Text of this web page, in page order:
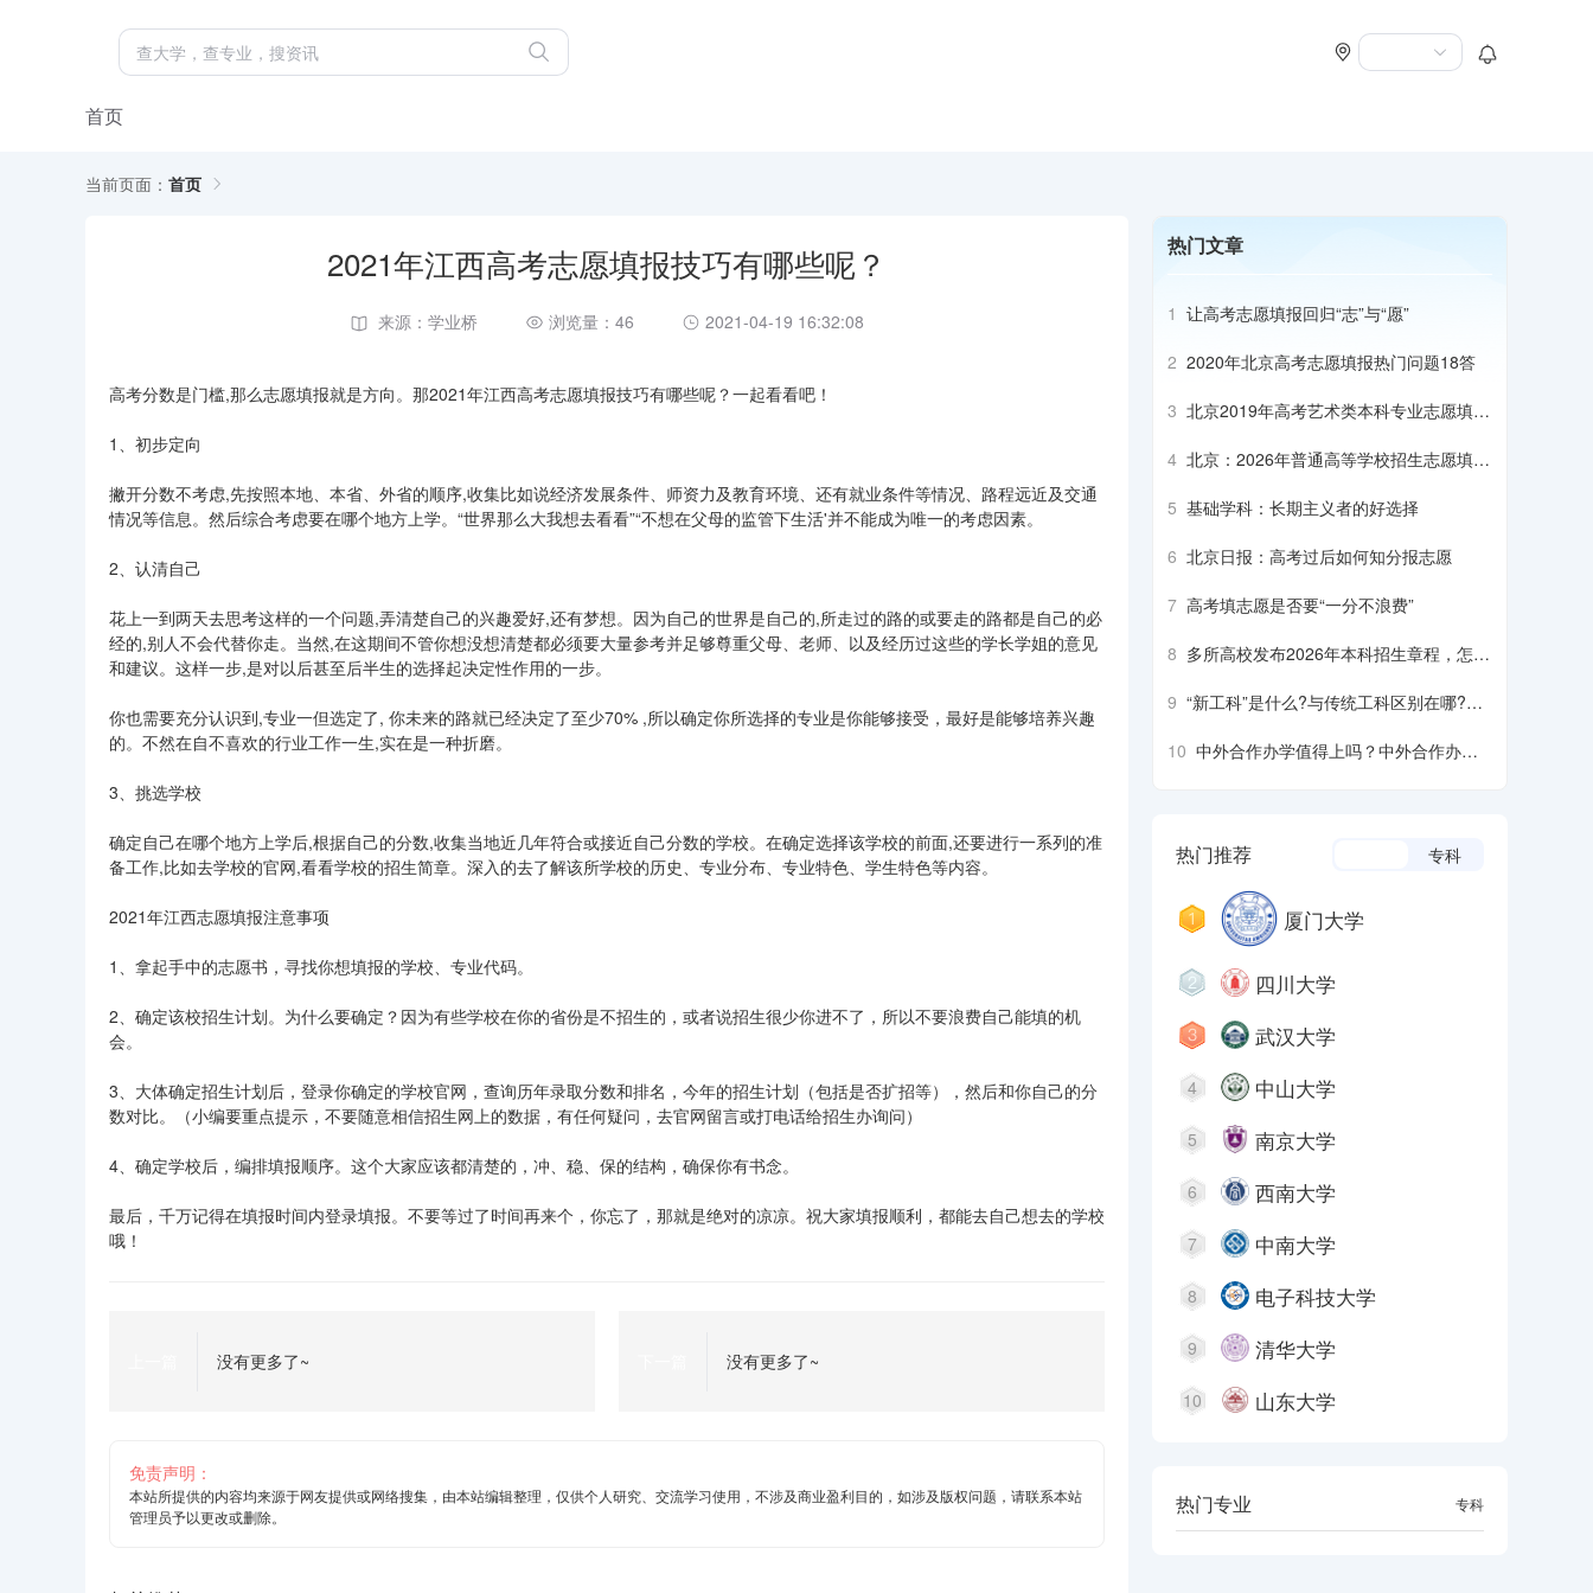
首页
当前页面： 首页
2021年江西高考志愿填报技巧有哪些呢？
来源：学业桥 浏览量：46 2021-04-19 16:32:08
高考分数是门槛,那么志愿填报就是方向。那2021年江西高考志愿填报技巧有哪些呢？一起看看吧！
1、初步定向
撇开分数不考虑,先按照本地、本省、外省的顺序,收集比如说经济发展条件、师资力及教育环境、还有就业条件等情况、路程远近及交通
情况等信息。然后综合考虑要在哪个地方上学。“世界那么大我想去看看”“不想在父母的监管下生活'并不能成为唯一的考虑因素。
2、认清自己
花上一到两天去思考这样的一个问题,弄清楚自己的兴趣爱好,还有梦想。因为自己的世界是自己的,所走过的路的或要走的路都是自己的必
经的,别人不会代替你走。当然,在这期间不管你想没想清楚都必须要大量参考并足够尊重父母、老师、以及经历过这些的学长学姐的意见
和建议。这样一步,是对以后甚至后半生的选择起决定性作用的一步。
你也需要充分认识到,专业一但选定了, 你未来的路就已经决定了至少70% ,所以确定你所选择的专业是你能够接受，最好是能够培养兴趣
的。不然在自不喜欢的行业工作一生,实在是一种折磨。
3、挑选学校
确定自己在哪个地方上学后,根据自己的分数,收集当地近几年符合或接近自己分数的学校。在确定选择该学校的前面,还要进行一系列的准
备工作,比如去学校的官网,看看学校的招生简章。深入的去了解该所学校的历史、专业分布、专业特色、学生特色等内容。
2021年江西志愿填报注意事项
1、拿起手中的志愿书，寻找你想填报的学校、专业代码。
2、确定该校招生计划。为什么要确定？因为有些学校在你的省份是不招生的，或者说招生很少你进不了，所以不要浪费自己能填的机
会。
3、大体确定招生计划后，登录你确定的学校官网，查询历年录取分数和排名，今年的招生计划（包括是否扩招等），然后和你自己的分
数对比。（小编要重点提示，不要随意相信招生网上的数据，有任何疑问，去官网留言或打电话给招生办询问）
4、确定学校后，编排填报顺序。这个大家应该都清楚的，冲、稳、保的结构，确保你有书念。
最后，千万记得在填报时间内登录填报。不要等过了时间再来个，你忘了，那就是绝对的凉凉。祝大家填报顺利，都能去自己想去的学校
哦！
没有更多了~ 没有更多了~
免责声明：
本站所提供的内容均来源于网友提供或网络搜集，由本站编辑整理，仅供个人研究、交流学习使用，不涉及商业盈利目的，如涉及版权问题，请联系本站
管理员予以更改或删除。
热门文章
1 让高考志愿填报回归“志”与“愿”
2 2020年北京高考志愿填报热门问题18答
3 北京2019年高考艺术类本科专业志愿填报
4 北京：2026年普通高等学校招生志愿填报
5 基础学科：长期主义者的好选择
6 北京日报：高考过后如何知分报志愿
7 高考填志愿是否要“一分不浪费”
8 多所高校发布2026年本科招生章程，怎么
9 “新工科”是什么?与传统工科区别在哪?四
10 中外合作办学值得上吗？中外合作办学
热门推荐 专科
厦门大学
四川大学
武汉大学
4 中山大学
5 南京大学
6 西南大学
7 中南大学
8 电子科技大学
9 清华大学
10 山东大学
热门专业 专科